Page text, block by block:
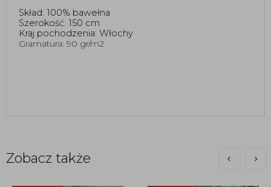
Skład: 100% bawełna
Szerokość: 150 cm
Kraj pochodzenia: Włochy
Gramatura: 90 gr/m2
Zobacz także